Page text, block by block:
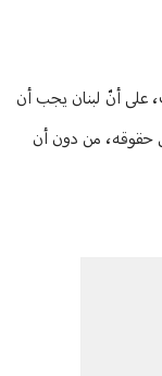
على أنّ لبنان يجب أن
حقوقه، من دون أن